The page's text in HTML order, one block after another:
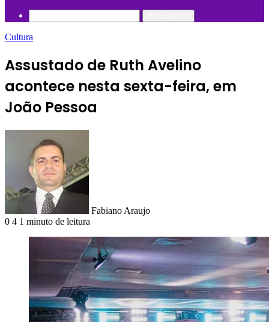
Cultura
Assustado de Ruth Avelino
acontece nesta sexta-feira, em
João Pessoa
Fabiano Araujo
0 4 1 minuto de leitura